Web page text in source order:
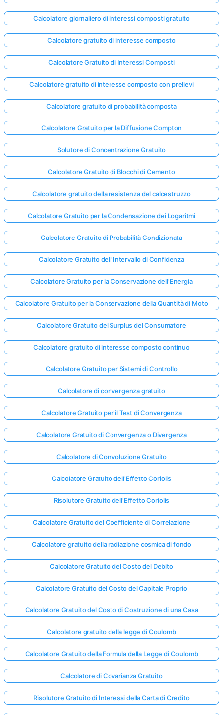
Calcolatore giornaliero di interessi composti gratuito
Calcolatore gratuito di interesse composto
Calcolatore Gratuito di Interessi Composti
Calcolatore gratuito di interesse composto con prelievi
Calcolatore gratuito di probabilità composta
Calcolatore Gratuito per la Diffusione Compton
Solutore di Concentrazione Gratuito
Calcolatore Gratuito di Blocchi di Cemento
Calcolatore gratuito della resistenza del calcestruzzo
Calcolatore Gratuito per la Condensazione dei Logaritmi
Calcolatore Gratuito di Probabilità Condizionata
Calcolatore Gratuito dell'Intervallo di Confidenza
Calcolatore Gratuito per la Conservazione dell'Energia
Calcolatore Gratuito per la Conservazione della Quantità di Moto
Calcolatore Gratuito del Surplus del Consumatore
Calcolatore gratuito di interesse composto continuo
Calcolatore Gratuito per Sistemi di Controllo
Calcolatore di convergenza gratuito
Calcolatore Gratuito per il Test di Convergenza
Calcolatore Gratuito di Convergenza o Divergenza
Calcolatore di Convoluzione Gratuito
Calcolatore Gratuito dell'Effetto Coriolis
Risolutore Gratuito dell'Effetto Coriolis
Calcolatore Gratuito del Coefficiente di Correlazione
Calcolatore gratuito della radiazione cosmica di fondo
Calcolatore Gratuito del Costo del Debito
Calcolatore Gratuito del Costo del Capitale Proprio
Calcolatore Gratuito del Costo di Costruzione di una Casa
Calcolatore gratuito della legge di Coulomb
Calcolatore Gratuito della Formula della Legge di Coulomb
Calcolatore di Covarianza Gratuito
Risolutore Gratuito di Interessi della Carta di Credito